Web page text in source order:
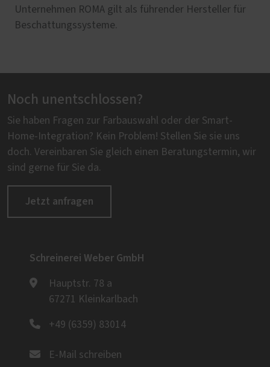
Unternehmen ROMA gilt als führender Hersteller für
Beschattungssysteme.
Noch unentschlossen?
Sie haben Fragen zur Farbauswahl oder der Smart-
Home-Integration? Kein Problem! Stellen Sie sie uns
doch. Vereinbaren Sie gleich einen Beratungstermin, wir
sind gerne für Sie da.
Jetzt anfragen
Schreinerei Weber GmbH
Hauptstr. 78 a
67271 Kleinkarlbach
+49 (6359) 83014
E-Mail schreiben